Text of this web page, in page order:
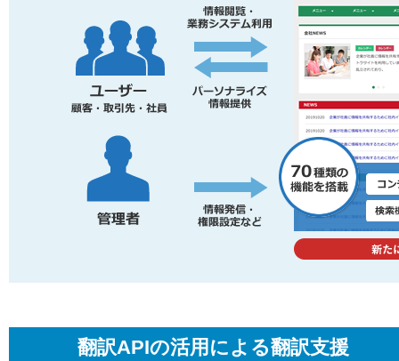
翻訳APIの活用による翻訳支援